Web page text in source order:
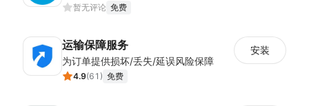
暂无评论 免费
运输保障服务
为订单提供损坏/丢失/延误风险保障
4.9(61 ) 免费
安装